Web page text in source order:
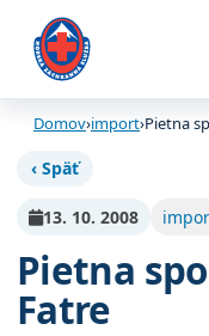
Domov›import›Pietna
‹ Späť
13. 10. 2008
Pietna
Fatre